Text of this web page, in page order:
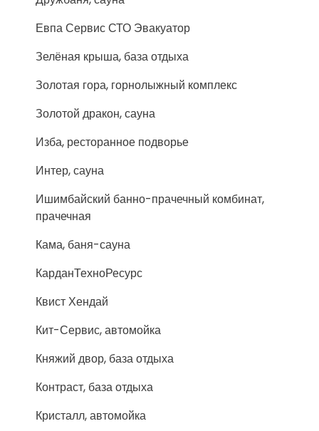
Евпа Сервис СТО Эвакуатор
Зелёная крыша, база отдыха
Золотая гора, горнолыжный комплекс
Золотой дракон, сауна
Изба, ресторанное подворье
Интер, сауна
Ишимбайский банно-прачечный комбинат,
прачечная
Кама, баня-сауна
КарданТехноРесурс
Квист Хендай
Кит-Сервис, автомойка
Княжий двор, база отдыха
Контраст, база отдыха
Кристалл, автомойка